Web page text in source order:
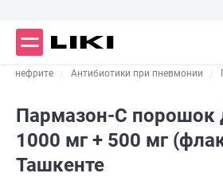
Антибиотики при пневмонии
Пармазон-С порошок
1000 мг + 500 мг
Ташкенте